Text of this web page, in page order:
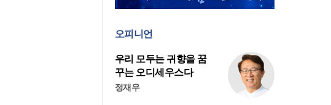
오피니언
우리 모두는 귀향을 꿈
꾸는 오디세우스다
정재우